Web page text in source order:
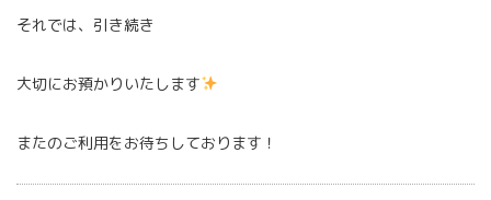
それでは、引き続き
大切にお預かりいたします
またのご利用をお待ちしております！